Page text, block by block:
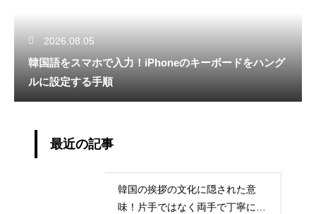
2026.08.05
韓国語をスマホで入力！iPhoneのキーボードをハング
ルに設定する手順
最近の記事
韓国の挨拶の文化に隠された意
味！片手ではなく両手で丁寧に握